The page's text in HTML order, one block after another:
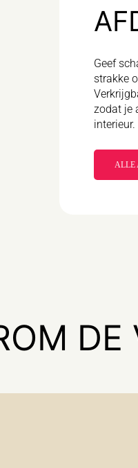
Geef
strakke
zodat je
interieur.
ALLE
DE